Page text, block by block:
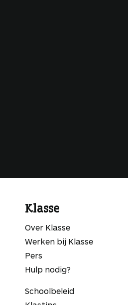
Klasse
Over Klasse
Werken bij Klasse
Pers
Hulp nodig?
Schoolbeleid